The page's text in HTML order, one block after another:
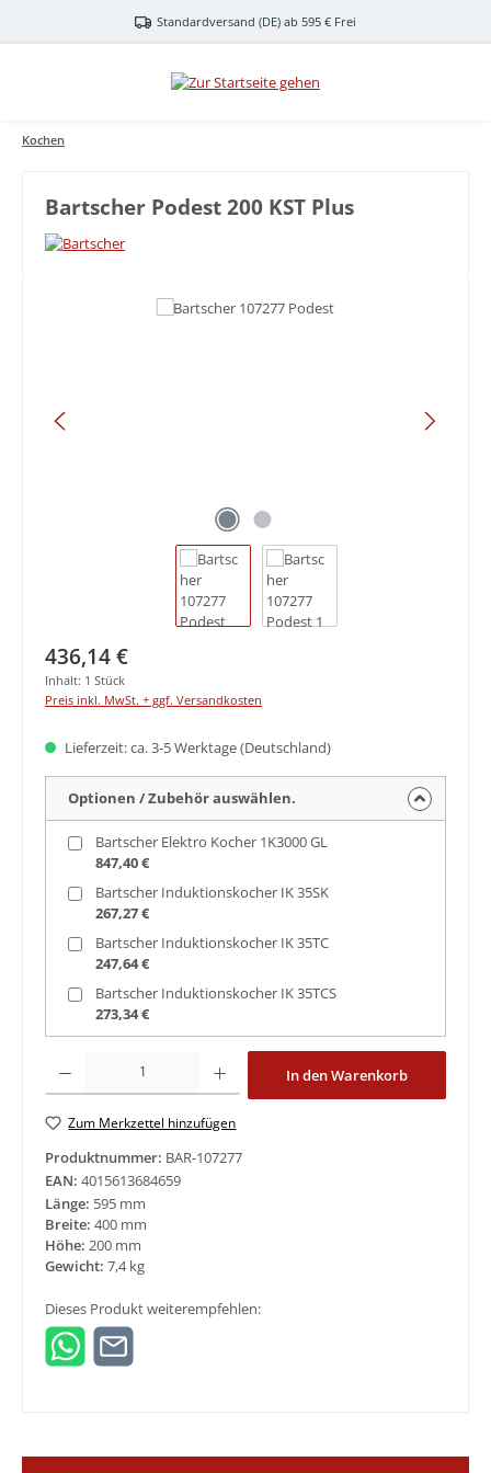
Zum Hauptinhalt springenStandardversand (DE) ab 595 € Frei
Kochen
Bartscher Podest 200 KST Plus
Bildergalerie überspringen
Regulärer Preis:
436,14 €
Inhalt: 1 Stück
Preis inkl. MwSt. + ggf. Versandkosten
Lieferzeit: ca. 3-5 Werktage (Deutschland)
Optionen / Zubehör auswählen.
Bartscher Elektro Kocher 1K3000 GL
847,40 €
Bartscher Induktionskocher IK 35SK
267,27 €
Bartscher Induktionskocher IK 35TC
247,64 €
Bartscher Induktionskocher IK 35TCS
273,34 €
Produkt Anzahl: Gib den gewünschten Wert ein oder benutze die
In den Warenkorb
Zum Merkzettel hinzufügen
Produktnummer: BAR-107277
EAN: 4015613684659
Länge: 595 mm
Breite: 400 mm
Höhe: 200 mm
Gewicht: 7,4 kg
Dieses Produkt weiterempfehlen: